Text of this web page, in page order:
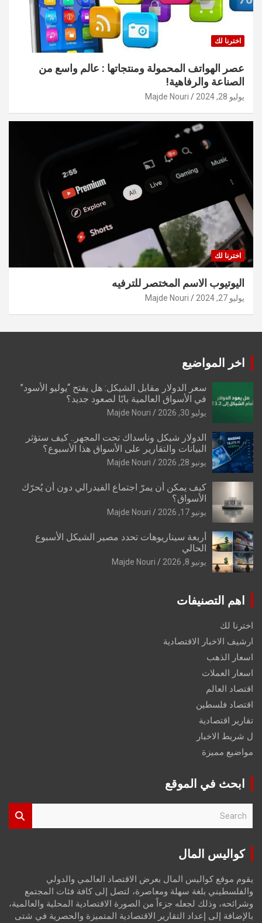
اخترنا لك
عصر الهواتف المحمولة ومنتجاتها : عالم واسع من
الصناعة والرفاهية!
يوليو 28, 2024 Majde Nouri
اخترنا لك
اليوتيوب الاسم المختصر للترفيه
يوليو 27, 2024 Majde Nouri
اخر المواضيع
سعر الدولار مقابل الشيكل: هل يفتح “يوليو الأسود”
في الأسواق العالمية بابًا لصعود جديد؟
يوليو 30, 2026 Majde Nouri
الدولار شيكل وناسداك تحت المجهر.. كيف ستؤثر
البيانات والتقارير على الأسواق هذا الأسبوع؟
يونيو 28, 2026 Majde Nouri
كيف يمكن أن يمرّ اجتماع الفيدرالي دون أن يُحرّك
الأسواق؟
يونيو 17, 2026 Majde Nouri
أربعة سيناريوهات تحدد مصير الشيكل الأسبوع
الحالي
يونيو 8, 2026 Majde Nouri
اهم التصنيفات
اخترنا لك
ارشيف الاخبار الاقتصادية
اسعار الذهب
اسعار العملات
اقتصاد العالم
اقتصاد فلسطين
تقارير اقتصادية
ل شريط الاخبار
مواضيع مميزة
ابحث في الموقع
r
كواليس المال
يقوم موقع كواليس المال بعرض الاقتصاد العالمي والدولي
والفلسطيني بلغة سهلة ومعاصرة، لتصل إلى كافة فئات المجتمع
وشرائحه، وذلك لجعله جزءاً من الصورة الاقتصادية المحلية والعالمية،
بالإضافة إلى إعداد التقارير الاقتصادية المتميزة والحصرية في شتى